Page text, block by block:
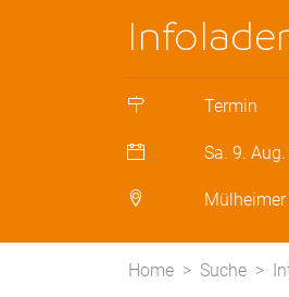
Termin
Sa. 9.
Home Suche